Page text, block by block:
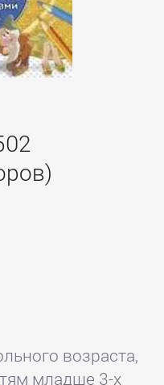
возраста,
младше 3-х